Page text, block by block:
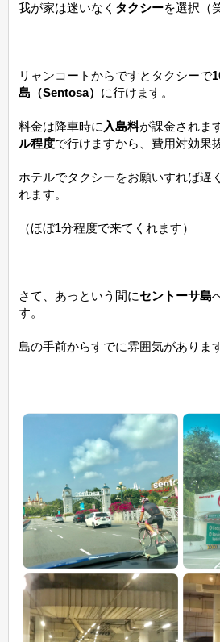
我が家は迷いなく タクシーを選択（
リャンコートからですとタクシーで
島（Sentosa） に行けます。
料金は降車時に 入島料が課金されま
ル程度で行けますから、費用対効果
ホテルでタクシーをお願いすれば遅
れます。
（ほぼ1分程度で来てくれます）
さて、あっという間にセントーサ島
す。
島の手前からすでに雰囲気がありま